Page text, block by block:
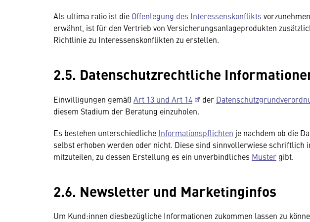
Als ultima ratio ist die Offenlegung des Interessenskonflikts
erwähnt, ist für den Vertrieb von Versicherungsanlageprodukten
Richtlinie zu Interessenskonflikten zu erstellen.
2.5. Datenschutzrechtliche
Einwilligungen gemäß Art 13 und Art 14 der
diesem Stadium der Beratung einzuholen.
Es bestehen unterschiedliche Informationspflichten je nachdem ob die
selbst erhoben werden oder nicht. Diese sind sinnvollerwiese schriftlich
mitzuteilen, zu dessen Erstellung es ein unverbindliches Muster gibt.
2.6. Newsletter und Marketinginfos
Um Kund:innen diesbezügliche Informationen zukommen lassen zu